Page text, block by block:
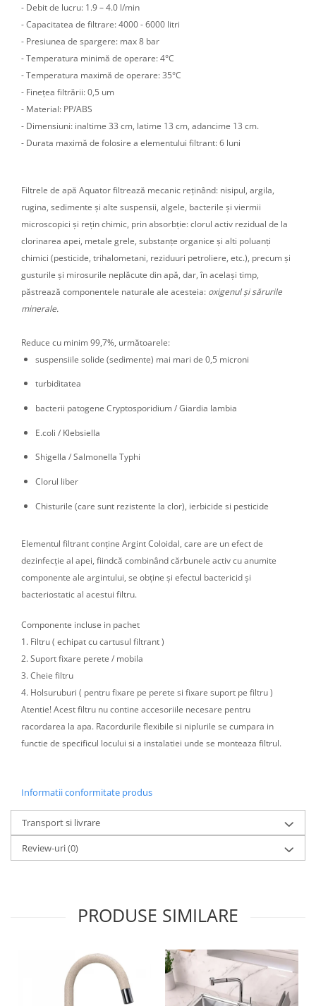
- Debit de lucru: 1.9 – 4.0 l/min
- Capacitatea de filtrare: 4000 - 6000 litri
- Presiunea de spargere: max 8 bar
- Temperatura minimă de operare: 4°C
- Temperatura maximă de operare: 35°C
- Finețea filtrării: 0,5 um
- Material: PP/ABS
- Dimensiuni: inaltime 33 cm, latime 13 cm, adancime 13 cm.
- Durata maximă de folosire a elementului filtrant: 6 luni
Filtrele de apă Aquator filtrează mecanic reținând: nisipul, argila,
rugina, sedimente și alte suspensii, algele, bacterile și viermii
microscopici și rețin chimic, prin absorbție: clorul activ rezidual de la
clorinarea apei, metale grele, substanțe organice și alti poluanți
chimici (pesticide, trihalometani, reziduuri petroliere, etc.), precum și
gusturile și mirosurile neplăcute din apă, dar, în același timp,
păstrează componentele naturale ale acesteia: oxigenul și sărurile
minerale.
Reduce cu minim 99,7%, următoarele:
suspensiile solide (sedimente) mai mari de 0,5 microni
turbiditatea
bacterii patogene Cryptosporidium / Giardia lambia
E.coli / Klebsiella
Shigella / Salmonella Typhi
Clorul liber
Chisturile (care sunt rezistente la clor), ierbicide si pesticide
Elementul filtrant conține Argint Coloidal, care are un efect de
dezinfecție al apei, fiindcă combinând cărbunele activ cu anumite
componente ale argintului, se obține și efectul bactericid și
bacteriostatic al acestui filtru.
Componente incluse in pachet
1. Filtru ( echipat cu cartusul filtrant )
2. Suport fixare perete / mobila
3. Cheie filtru
4. Holsuruburi ( pentru fixare pe perete si fixare suport pe filtru )
Atentie! Acest filtru nu contine accesoriile necesare pentru
racordarea la apa. Racordurile flexibile si niplurile se cumpara in
functie de specificul locului si a instalatiei unde se monteaza filtrul.
Informatii conformitate produs
Transport si livrare
Review-uri(0)
PRODUSE SIMILARE